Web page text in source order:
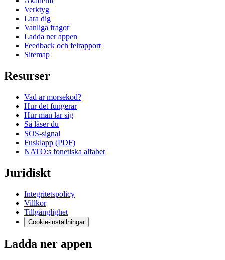
Verktyg
Lara dig
Vanliga fragor
Ladda ner appen
Feedback och felrapport
Sitemap
Resurser
Vad ar morsekod?
Hur det fungerar
Hur man lar sig
Så läser du
SOS-signal
Fusklapp (PDF)
NATO:s fonetiska alfabet
Juridiskt
Integritetspolicy
Villkor
Tillgänglighet
Cookie-inställningar
Ladda ner appen